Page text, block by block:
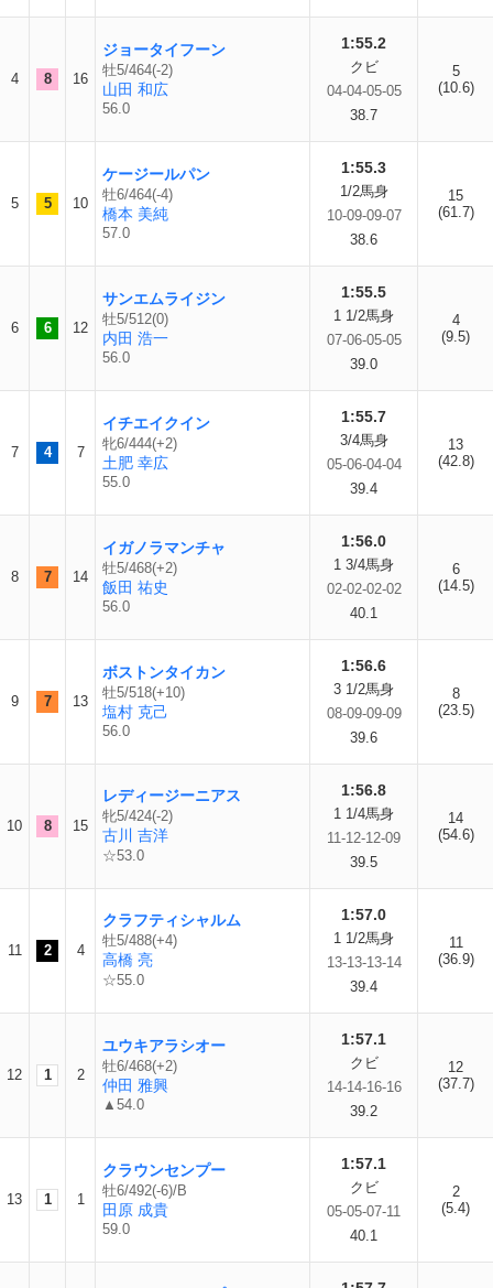
4 8 16
ジョータイフーン
牡5/464(-2)
山田 和広
56.0
1:55.2
クビ
04-04-05-05
38.7
5
(10.6)
5 5 10
ケージールパン
牡6/464(-4)
橋本 美純
57.0
1:55.3
1/2馬身
10-09-09-07
38.6
15
(61.7)
6 6 12
サンエムライジン
牡5/512(0)
内田 浩一
56.0
1:55.5
1 1/2馬身
07-06-05-05
39.0
4
(9.5)
7 4 7
イチエイクイン
牝6/444(+2)
土肥 幸広
55.0
1:55.7
3/4馬身
05-06-04-04
39.4
13
(42.8)
8 7 14
イガノラマンチャ
牡5/468(+2)
飯田 祐史
56.0
1:56.0
1 3/4馬身
02-02-02-02
40.1
6
(14.5)
9 7 13
ボストンタイカン
牡5/518(+10)
塩村 克己
56.0
1:56.6
3 1/2馬身
08-09-09-09
39.6
8
(23.5)
10 8 15
レディージーニアス
牝5/424(-2)
古川 吉洋
☆53.0
1:56.8
1 1/4馬身
11-12-12-09
39.5
14
(54.6)
11 2 4
クラフティシャルム
牡5/488(+4)
高橋 亮
☆55.0
1:57.0
1 1/2馬身
13-13-13-14
39.4
11
(36.9)
12 1 2
ユウキアラシオー
牡6/468(+2)
仲田 雅興
▲54.0
1:57.1
クビ
14-14-16-16
39.2
12
(37.7)
13 1 1
クラウンセンプー
牡6/492(-6)/B
田原 成貴
59.0
1:57.1
クビ
05-05-07-11
40.1
2
(5.4)